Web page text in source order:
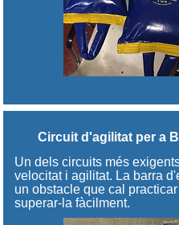
Circuit d'agilitat per a
Un dels circuits més
velocitat i agilitat. La barra
un obstacle que cal
superar-la fàcilment.